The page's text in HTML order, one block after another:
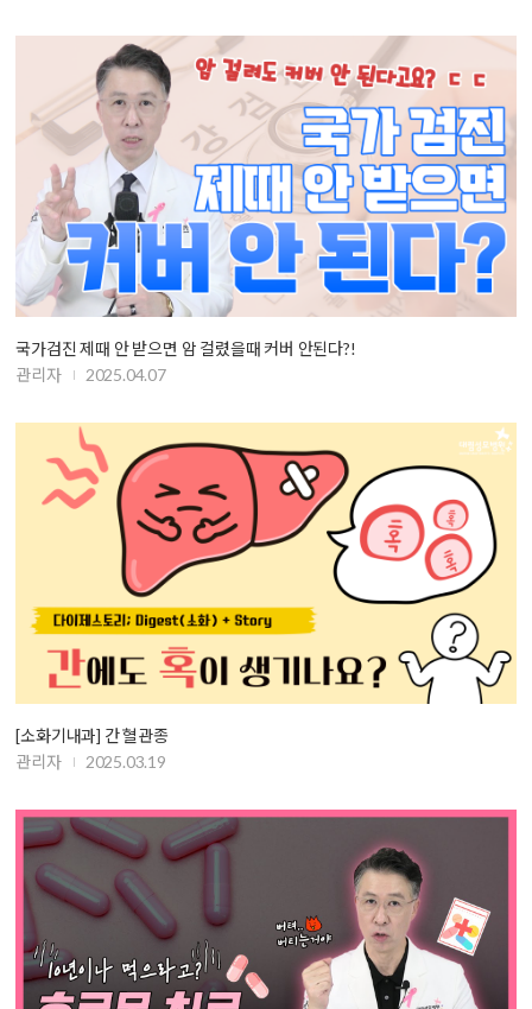
국가검진 제때 안 받으면 암 걸렸을때 커버 안된다?!
관리자
2025.04.07
[소화기내과] 간 혈관종
관리자
2025.03.19